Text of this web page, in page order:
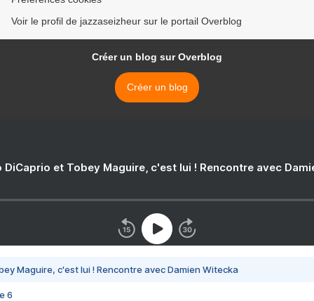
Voir le profil de jazzaseizheur sur le portail Overblog
Créer un blog sur Overblog
Créer un blog
DiCaprio et Tobey Maguire, c'est lui ! Rencontre avec
Maguire, c'est lui ! Rencontre avec Damien Witecka
6